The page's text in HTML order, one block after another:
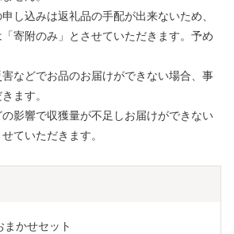
し込みは返礼品の手配が出来ないため、
「寄附のみ」とさせていただきます。予め
などでお品のお届けができない場合、事
ます。
影響で収獲量が不足しお届けができない
ていただきます。
まかせセット